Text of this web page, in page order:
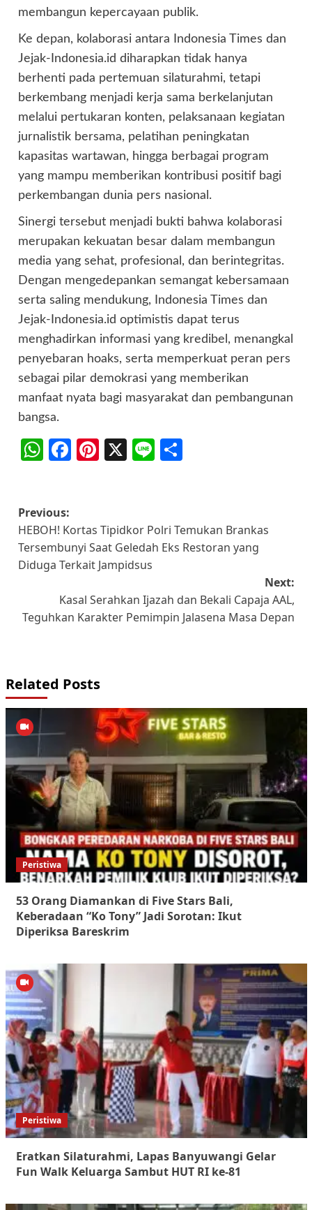
membangun kepercayaan publik.
Ke depan, kolaborasi antara Indonesia Times dan
Jejak-Indonesia.id diharapkan tidak hanya
berhenti pada pertemuan silaturahmi, tetapi
berkembang menjadi kerja sama berkelanjutan
melalui pertukaran konten, pelaksanaan kegiatan
jurnalistik bersama, pelatihan peningkatan
kapasitas wartawan, hingga berbagai program
yang mampu memberikan kontribusi positif bagi
perkembangan dunia pers nasional.
Sinergi tersebut menjadi bukti bahwa kolaborasi
merupakan kekuatan besar dalam membangun
media yang sehat, profesional, dan berintegritas.
Dengan mengedepankan semangat kebersamaan
serta saling mendukung, Indonesia Times dan
Jejak-Indonesia.id optimistis dapat terus
menghadirkan informasi yang kredibel, menangkal
penyebaran hoaks, serta memperkuat peran pers
sebagai pilar demokrasi yang memberikan
manfaat nyata bagi masyarakat dan pembangunan
bangsa.
WhatsApp
Facebook
Pinterest
X Line
Post
navigation
Previous:
HEBOH! Kortas Tipidkor Polri Temukan Brankas
Tersembunyi Saat Geledah Eks Restoran yang
Diduga Terkait Jampidsus
Next:
Kasal Serahkan Ijazah dan Bekali Capaja AAL,
Teguhkan Karakter Pemimpin Jalasena Masa Depan
Related Posts
Peristiwa
53 Orang Diamankan di Five Stars Bali,
Keberadaan “Ko Tony” Jadi Sorotan: Ikut
Diperiksa Bareskrim
Peristiwa
Eratkan Silaturahmi, Lapas Banyuwangi Gelar
Fun Walk Keluarga Sambut HUT RI ke-81